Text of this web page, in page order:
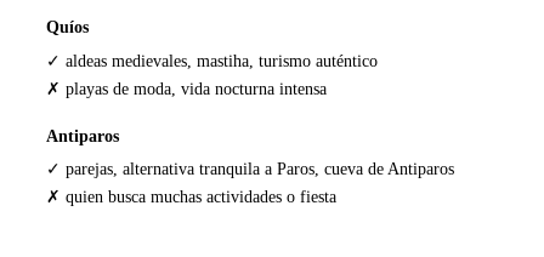
Quíos
✓ aldeas medievales, mastiha, turismo auténtico
✗ playas de moda, vida nocturna intensa
Antiparos
✓ parejas, alternativa tranquila a Paros, cueva de Antiparos
✗ quien busca muchas actividades o fiesta